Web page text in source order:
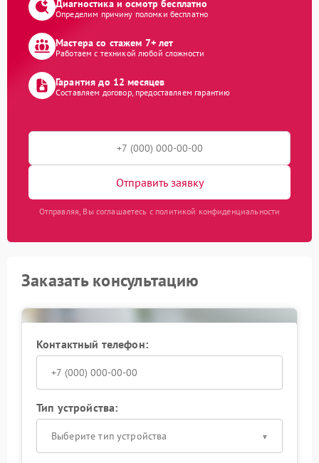
Диагностика и осмотр бесплатно
Определим причину поломки бесплатно
Мастера со стажем 7+ лет
Работаем с техникой любой сложности
Гарантия до 12 месяцев
Составляем договор, предоставляем гарантию
Отправить заявку
Отправляя, Вы соглашаетесь с политикой конфиденциальности
Заказать консультацию
Контактный телефон:
Тип устройства:
Выберите тип устройства